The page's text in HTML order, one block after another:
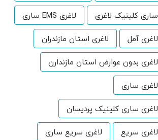
ساری کلینیک لاغری
لاغری EMS ساری
لاغری آمل
لاغری استان مازندران
لاغری بدون عوارض استان مازندارن
لاغری ساری
لاغری ساری کلینیک پردیسان
لاغری سریع
لاغری سریع ساری